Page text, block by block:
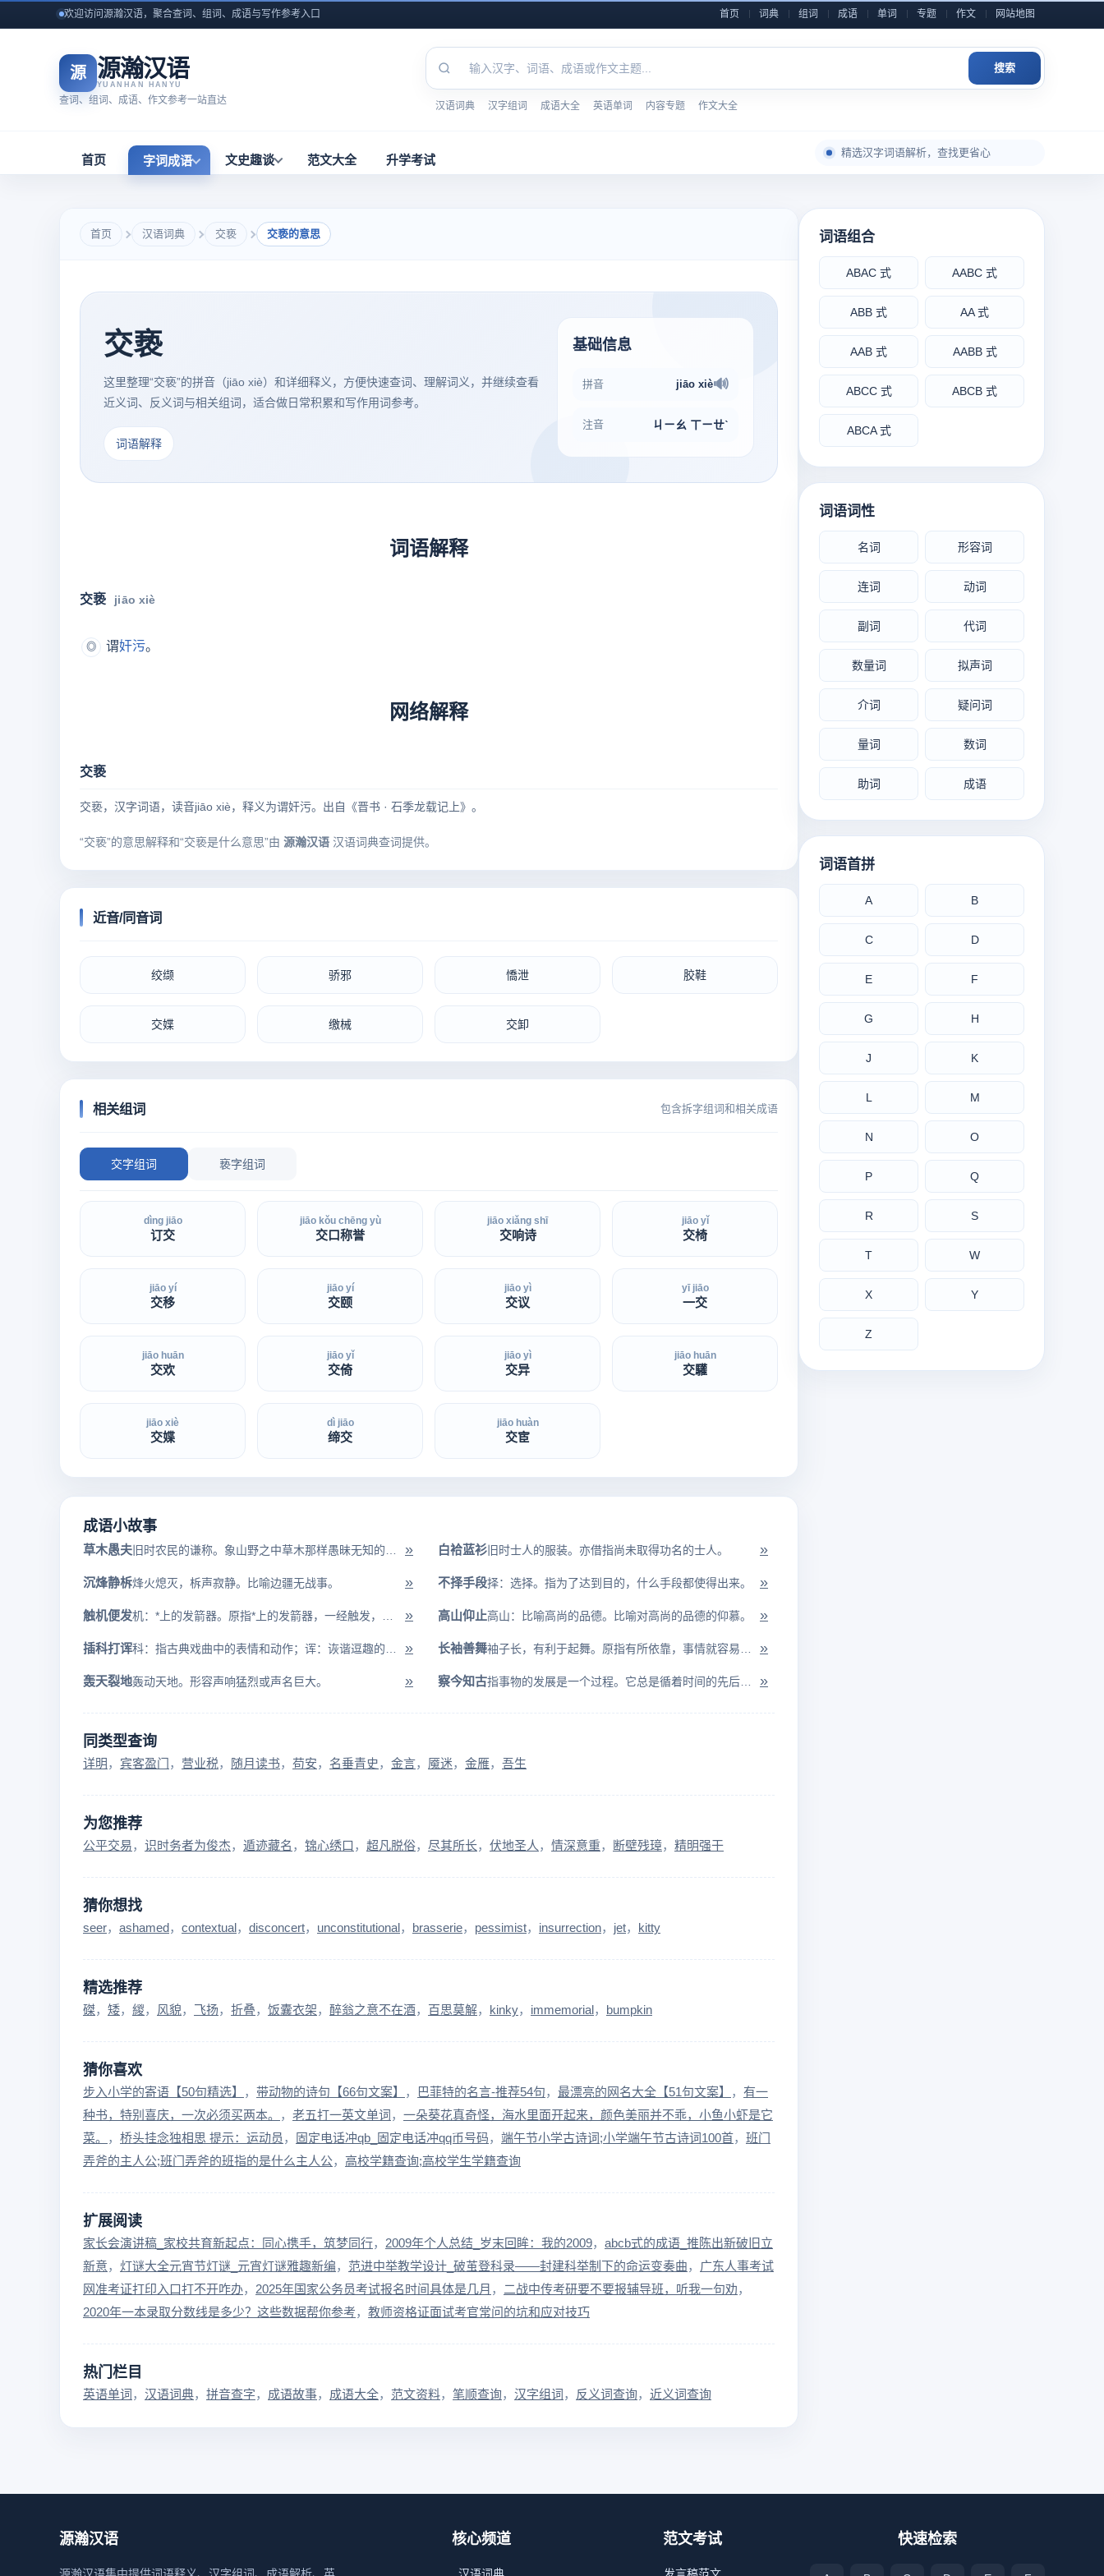
欢迎访问源瀚汉语，聚合查词、组词、成语与写作参考入口 首页 词典 组词 成语 单词 专题 作文 网站地图
源 源瀚汉语
YUANHAN HANYU
查词、组词、成语、作文参考一站直达
搜索
汉语词典 汉字组词 成语大全 英语单词 内容专题 作文大全
首页 字词成语 文史趣谈 范文大全 升学考试 精选汉字词语解析，查找更省心
小学到高中语文内容，分类检索更高效
作文金句和素材灵感，积累写作不发愁
每日积累一点，表达自然更从容
首页 汉语词典 交亵 交亵的意思
交亵
这里整理“交亵”的拼音（jiāo xiè）和详细释义，方便快速查词、理解词义，并继续查看
近义词、反义词与相关组词，适合做日常积累和写作用词参考。
词语解释
基础信息
拼音 jiāo xiè🔊
注音 ㄐㄧㄠ ㄒㄧㄝˋ
词语解释
交亵 jiāo xiè
◎ 谓奸污。
网络解释
交亵
交亵，汉字词语，读音jiāo xiè，释义为谓奸污。出自《晋书 · 石季龙载记上》。
“交亵”的意思解释和“交亵是什么意思”由 源瀚汉语 汉语词典查词提供。
近音/同音词
绞缬 骄邪 憍泄 胶鞋
交媟 缴械 交卸
相关组词 包含拆字组词和相关成语
交字组词 亵字组词
dìng jiāo
订交
jiāo kǒu chēng yù
交口称誉
jiāo xiǎng shī
交响诗
jiāo yǐ
交椅
jiāo yí
交移
jiāo yí
交颐
jiāo yì
交议
yī jiāo
一交
jiāo huān
交欢
jiāo yǐ
交倚
jiāo yì
交异
jiāo huān
交驩
jiāo xiè
交媟
dì jiāo
缔交
jiāo huàn
交宦
成语小故事
草木愚夫 » 白袷蓝衫 旧时士人的服装。亦借指尚未取得功名的士人。 »
沉烽静柝烽火熄灭，柝声寂静。比喻边疆无战事。 » 不择手段择：选择。指为了达到目的，什么手段都使得出来。 »
触机便发 » 高山仰止高山：比喻高尚的品德。比喻对高尚的品德的仰慕。 »
插科打诨 » 长袖善舞 »
轰天裂地轰动天地。形容声响猛烈或声名巨大。 » 察今知古 »
同类型查询
详明 宾客盈门 营业税 随月读书 苟安 名垂青史 金言 魇迷 金雁 吾生
为您推荐
公平交易 识时务者为俊杰 遁迹藏名 锦心绣口 超凡脱俗 尽其所长 伏地圣人 情深意重 断壁残璋 精明强干
猜你想找
seer ashamed contextual disconcert unconstitutional brasserie pessimist insurrection jet kitty
精选推荐
磔 矮 緵 风貌 飞扬 折叠 饭囊衣架 醉翁之意不在酒 百思莫解 kinky immemorial bumpkin
猜你喜欢
步入小学的寄语【50句精选】 带动物的诗句【66句文案】 巴菲特的名言-推荐54句 最漂亮的网名大全【51句文案】
有一
种书，特别喜庆，一次必须买两本。
老五打一英文单词
一朵葵花真奇怪，海水里面开起来，颜色美丽并不乖，小鱼小虾是它
菜。
桥头挂念独相思 提示：运动员 固定电话冲qb_固定电话冲qq币号码 端午节小学古诗词;小学端午节古诗词100首
班门
弄斧的主人公;班门弄斧的班指的是什么主人公
高校学籍查询;高校学生学籍查询
扩展阅读
家长会演讲稿_家校共育新起点：同心携手，筑梦同行 2009年个人总结_岁末回眸：我的2009
abcb式的成语_推陈出新破旧立
新意
灯谜大全元宵节灯谜_元宵灯谜雅趣新编 范进中举教学设计_破茧登科录——封建科举制下的命运变奏曲
广东人事考试
网准考证打印入口打不开咋办
2025年国家公务员考试报名时间具体是几月
二战中传考研要不要报辅导班，听我一句劝
2020年一本录取分数线是多少？这些数据帮你参考
教师资格证面试考官常问的坑和应对技巧
热门栏目
英语单词 汉语词典 拼音查字 成语故事 成语大全 范文资料 笔顺查询 汉字组词 反义词查询 近义词查询
词语组合
ABAC 式 AABC 式
ABB 式 AA 式
AAB 式 AABB 式
ABCC 式 ABCB 式
ABCA 式
词语词性
名词 形容词
连词 动词
副词 代词
数量词 拟声词
介词 疑问词
量词 数词
助词 成语
词语首拼
A B
C D
E F
G H
J K
L M
N O
P Q
R S
T W
X Y
Z
源瀚汉语 核心频道 范文考试 快速检索